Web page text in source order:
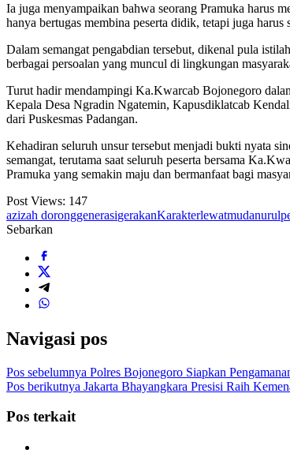
Ia juga menyampaikan bahwa seorang Pramuka harus
hanya bertugas membina peserta didik, tetapi juga
Dalam semangat pengabdian tersebut, dikenal pula
berbagai persoalan yang muncul di lingkungan
Turut hadir mendampingi Ka.Kwarcab Bojonegoro
Kepala Desa Ngradin Ngatemin, Kapusdiklatcab
dari Puskesmas Padangan.
Kehadiran seluruh unsur tersebut menjadi bukti nyata
semangat, terutama saat seluruh peserta bersama
Pramuka yang semakin maju dan bermanfaat bagi
Post Views: 147
azizah doronggenerasigerakanKarakterlewatmudanurul
Sebarkan
Navigasi pos
Pos sebelumnya Polres Bojonegoro Siapkan
Pos berikutnya Jakarta Bhayangkara Presisi Raih
Pos terkait